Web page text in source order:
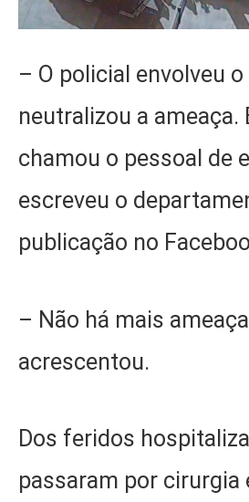
– O policial envolveu
neutralizou a ameaça.
chamou o pessoal de
escreveu o
publicação no
– Não há mais
acrescentou.
Dos feridos
passaram por cirurgia